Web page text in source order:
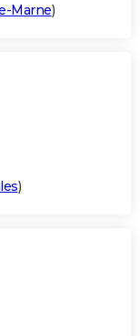
Marne)
)